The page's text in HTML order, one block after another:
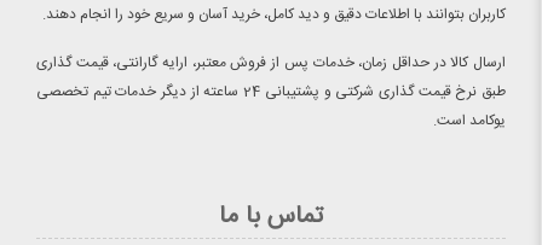
کاربران بتوانند با اطلاعات دقیق و دید کامل، خرید آسان و سریع خود را انجام دهند.
ارسال کالا در حداقل زمان، خدمات پس از فروش معتبر، ارایه گارانتی، قیمت گذاری
طبق نرخ قیمت گذاری شرکتی و پشتیبانی 24 ساعته از دیگر خدمات تیم تخصصی
یوکامد است.
تماس با ما